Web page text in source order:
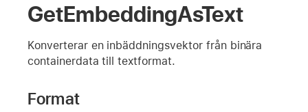
GetEmbeddingAsText
Konverterar en inbäddningsvektor från binära
containerdata till textformat.
Format